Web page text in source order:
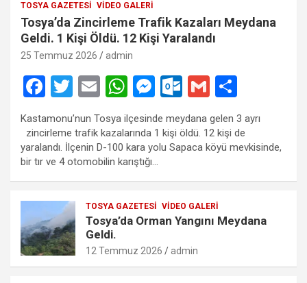
TOSYA GAZETESI VIDEO GALERI
Tosya’da Zincirleme Trafik Kazaları Meydana
Geldi. 1 Kişi Öldü. 12 Kişi Yaralandı
25 Temmuz 2026 admin
F
ce
b
o
o
k
T
wi
tt
er
E
ail
W
at
s
A
p
M
es
se
n
g
er
O
ut
lo
o
o
G
m
ail
h
ar
e
Kastamonu’nun Tosya ilçesinde meydana gelen 3 ayrı
zincirleme trafik kazalarında 1 kişi öldü. 12 kişi de
yaralandı. İlçenin D-100 kara yolu Sapaca köyü mevkisinde,
bir tır ve 4 otomobilin karıştığı…
TOSYA GAZETESI VIDEO GALERI
Tosya’da Orman Yangını Meydana
Geldi.
12 Temmuz 2026 admin